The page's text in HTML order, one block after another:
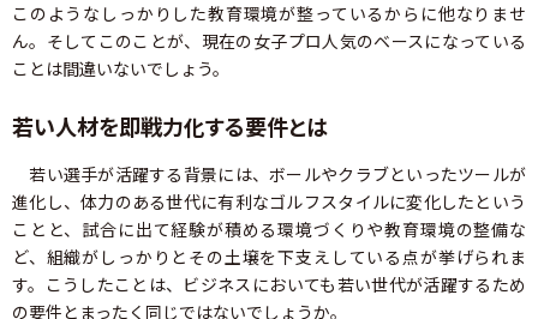
このようなしっかりした教育環境が整っているからに他なりませ
ん。そしてこのことが、現在の女子プロ人気のベースになっている
ことは間違いないでしょう。
若い人材を即戦力化する要件とは
若い選手が活躍する背景には、ボールやクラブといったツールが
進化し、体力のある世代に有利なゴルフスタイルに変化したという
ことと、試合に出て経験が積める環境づくりや教育環境の整備な
ど、組織がしっかりとその土壌を下支えしている点が挙げられま
す。こうしたことは、ビジネスにおいても若い世代が活躍するため
の要件とまったく同じではないでしょうか。